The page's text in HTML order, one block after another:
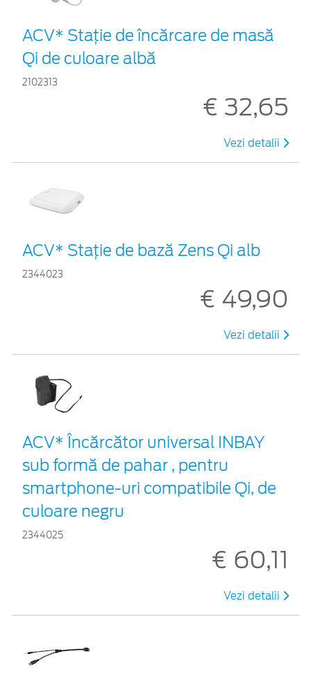
ACV* Stație de încărcare de masă
Qi de culoare albă
2102313
€ 32,65
Vezi detalii
ACV* Stație de bază Zens Qi alb
2344023
€ 49,90
Vezi detalii
ACV* Încărcător universal INBAY
sub formă de pahar , pentru
smartphone-uri compatibile Qi, de
culoare negru
2344025
€ 60,11
Vezi detalii